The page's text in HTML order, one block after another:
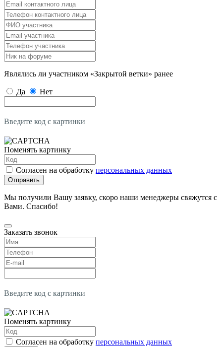
Являлись ли участником «Закрытой ветки» ранее
Да Нет
Введите код с картинки
Поменять картинку
Согласен на обработку персональных данных
Отправить
Мы получили Вашу заявку, скоро наши менеджеры свяжутся с
Вами. Спасибо!
Заказать звонок
Введите код с картинки
Поменять картинку
Согласен на обработку персональных данных